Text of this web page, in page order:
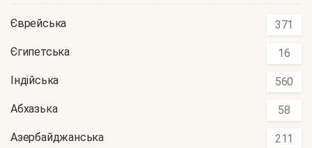
Єврейська 371
Єгипетська 16
Індійська 560
Абхазька 58
Азербайджанська 211